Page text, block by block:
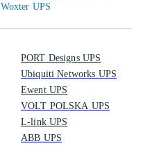
Woxter UPS
PORT Designs UPS
Ubiquiti Networks UPS
Ewent UPS
VOLT POLSKA UPS
L-link UPS
ABB UPS